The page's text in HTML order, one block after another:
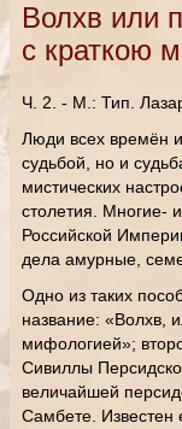
Волхв или
с краткою
Ч. 2. - М.: Тип.
Люди всех времён
судьбой, но и
мистических
столетия. Многие-
Российской
дела амурные,
Одно из таких
название: «Волхв,
мифологией»;
Сивиллы
величайшей
Самбете. Известен